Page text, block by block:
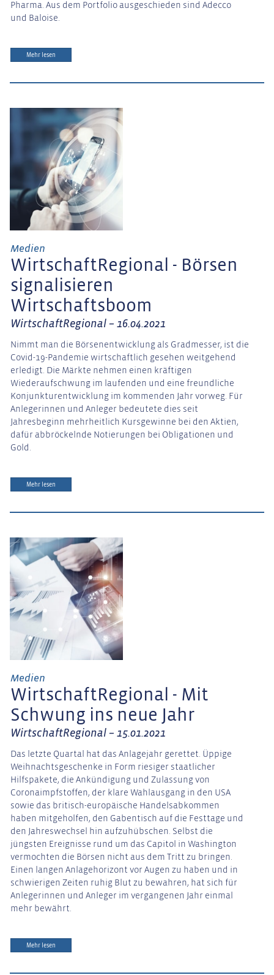
Pharma. Aus dem Portfolio ausgeschieden sind Adecco
und Baloise.
Mehr lesen
Medien
WirtschaftRegional - Börsen
signalisieren
Wirtschaftsboom
WirtschaftRegional – 16.04.2021
Nimmt man die Börsenentwicklung als Gradmesser, ist die
Covid-19-Pandemie wirtschaftlich gesehen weitgehend
erledigt. Die Märkte nehmen einen kräftigen
Wiederaufschwung im laufenden und eine freundliche
Konjunkturentwicklung im kommenden Jahr vorweg. Für
Anlegerinnen und Anleger bedeutete dies seit
Jahresbeginn mehrheitlich Kursgewinne bei den Aktien,
dafür abbröckelnde Notierungen bei Obligationen und
Gold.
Mehr lesen
Medien
WirtschaftRegional - Mit
Schwung ins neue Jahr
WirtschaftRegional – 15.01.2021
Das letzte Quartal hat das Anlagejahr gerettet. Üppige
Weihnachtsgeschenke in Form riesiger staatlicher
Hilfspakete, die Ankündigung und Zulassung von
Coronaimpfstoffen, der klare Wahlausgang in den USA
sowie das britisch-europäische Handelsabkommen
haben mitgeholfen, den Gabentisch auf die Festtage und
den Jahreswechsel hin aufzuhübschen. Selbst die
jüngsten Ereignisse rund um das Capitol in Washington
vermochten die Börsen nicht aus dem Tritt zu bringen.
Einen langen Anlagehorizont vor Augen zu haben und in
schwierigen Zeiten ruhig Blut zu bewahren, hat sich für
Anlegerinnen und Anleger im vergangenen Jahr einmal
mehr bewährt.
Mehr lesen